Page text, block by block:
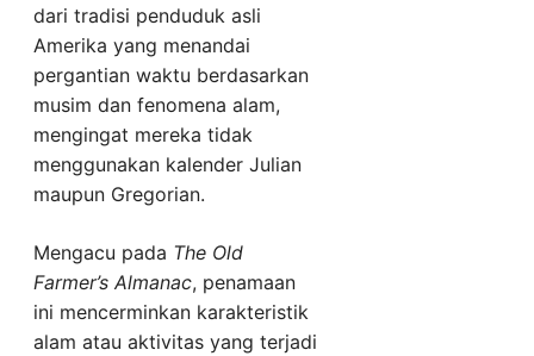
dari tradisi penduduk asli
Amerika yang menandai
pergantian waktu berdasarkan
musim dan fenomena alam,
mengingat mereka tidak
menggunakan kalender Julian
maupun Gregorian.
Mengacu pada The Old
Farmer’s Almanac, penamaan
ini mencerminkan karakteristik
alam atau aktivitas yang terjadi